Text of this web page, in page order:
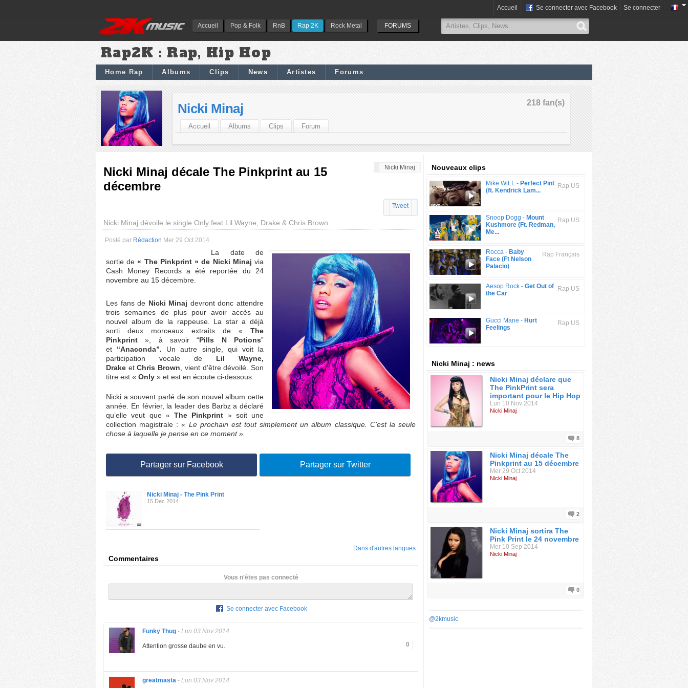
Accueil Pop & Folk RnB Rap 2K Rock Metal FORUMS
Accueil Se connecter avec Facebook Se connecter
Rap2K : Rap, Hip Hop
Home Rap Albums Clips News Artistes Forums
218 fan(s)
Nicki Minaj
Accueil Albums Clips Forum
Nicki Minaj
Nicki Minaj décale The Pinkprint au 15
décembre
Tweet
Nicki Minaj dévoile le single Only feat Lil Wayne, Drake & Chris Brown
Posté par Rédaction Mer 29 Oct 2014
La date de
sortie de« The Pinkprint » de Nicki Minaj via
Cash Money Records a été reportée du 24
novembre au 15 décembre.
Les fans de Nicki Minaj devront donc attendre
trois semaines de plus pour avoir accès au
nouvel album de la rappeuse. La star a déjà
sorti deux morceaux extraits de « The
Pinkprint », à savoir “Pills N Potions”
et “Anaconda”. Un autre single, qui voit la
participation vocale de Lil Wayne,
Drake etChris Brown , vient d'être dévoilé. Son
titre est « Only » et est en écoute ci-dessous.
Nicki a souvent parlé de son nouvel album cette
année. En février, la leader des Barbz a déclaré
qu’elle veut que « The Pinkprint » soit une
collection magistrale :« Le prochain est tout simplement un album classique. C’est la seule
chose à laquelle je pense en ce moment ».
Partager sur Facebook Partager sur Twitter
Nicki Minaj - The Pink Print
15 Dec 2014
Dans d'autres langues
Commentaires
Vous n'êtes pas connecté
Se connecter avec Facebook
Funky Thug - Lun 03 Nov 2014
0
Attention grosse daube en vu.
greatmasta - Lun 03 Nov 2014
Nouveaux clips
Rap US
Mike WiLL - Perfect Pint
(ft. Kendrick Lam...
Rap US
Snoop Dogg - Mount
Kushmore (Ft. Redman,
Me...
Rap Français
Rocca - Baby
Face (Ft Nelson
Palacio)
Rap US
Aesop Rock - Get Out of
the Car
Rap US
Gucci Mane - Hurt
Feelings
Nicki Minaj : news
Nicki Minaj déclare que
The PinkPrint sera
important pour le Hip Hop
Lun 10 Nov 2014
Nicki Minaj
8
Nicki Minaj décale The
Pinkprint au 15 décembre
Mer 29 Oct 2014
Nicki Minaj
2
Nicki Minaj sortira The
Pink Print le 24 novembre
Mer 10 Sep 2014
Nicki Minaj
0
@2kmusic